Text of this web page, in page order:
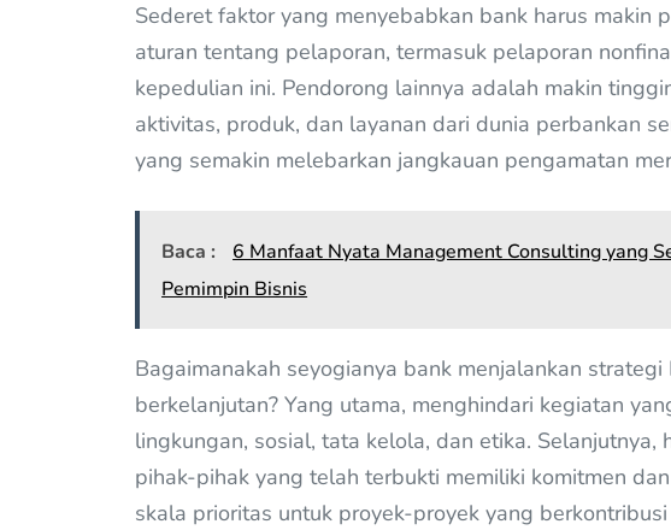
Sederet faktor yang menyebabkan bank harus makin
aturan tentang pelaporan, termasuk pelaporan
kepedulian ini. Pendorong lainnya adalah makin
aktivitas, produk, dan layanan dari dunia perbankan
yang semakin melebarkan jangkauan pengamatan
Baca :
6 Manfaat Nyata Management Consulting yang
Pemimpin Bisnis
Bagaimanakah seyogianya bank menjalankan
berkelanjutan? Yang utama, menghindari kegiatan
lingkungan, sosial, tata kelola, dan etika. Selanjutnya,
pihak-pihak yang telah terbukti memiliki komitmen
skala prioritas untuk proyek-proyek yang